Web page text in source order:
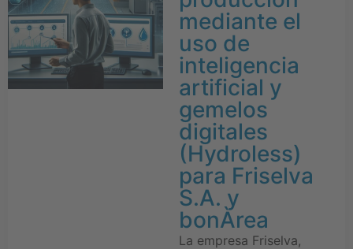
mediante el
uso de
inteligencia
artificial y
gemelos
digitales
(Hydroless)
para Friselva
S.A. y
bonÀrea
La empresa Friselva,